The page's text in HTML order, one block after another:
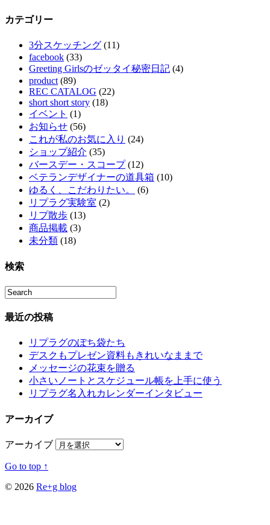
カテゴリー
3分スケッチング (11)
facebook (33)
Greeting Girlsのゼッタイ秘密日記 (4)
product (89)
REC CATALOG (22)
short short story (18)
イベント (1)
お知らせ (56)
これが私のお気に入り (24)
ショップ紹介 (35)
バースデー・スコープ(12)
ベテランデザイナーの道具箱 (10)
ゆるく、こだわりたい。
(6)
リプラグ実験室 (2)
リプ散歩 (13)
商品掲載 (3)
未分類 (18)
検索
最近の投稿
リプラグのぽち袋たち
デスクもプレゼン資料もきれいなままで
メッセージの花束を贈る
小さいノートとスケジュール帳を上手に使う
リプラグ名入れカレンダーインタビュー
アーカイブ
アーカイブ
Go to top ↑
© 2026 Re+g blog